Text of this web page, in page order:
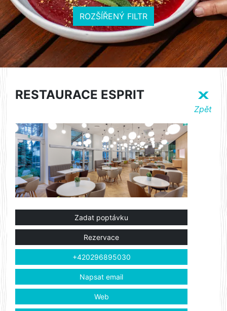
ROZŠÍŘENÝ FILTR
RESTAURACE ESPRIT X
Zpět
Zadat poptávku
Rezervace
+420296895030
Napsat email
Web